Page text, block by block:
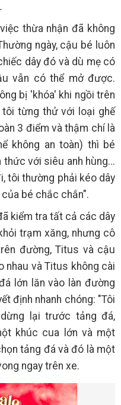
thừa nhận đã không
ngày, cậu bé luôn
dây đó và dù mẹ có
vẫn có thể mở được.
bị 'khóa' khi ngồi trên
tôi từng thử với loại ghế
3 điểm và thậm chí là
không an toàn) thì bé
với siêu anh hùng...
tôi thường phải kéo dây
bé chắc chắn".
kiểm tra tất cả các dây
trạm xăng, nhưng cô
đường, Titus và cậu
nhau và Titus không cài
lớn lăn vào làn đường
định nhanh chóng: "Tôi
lại trước tảng đá,
khúc cua lớn và một
tảng đá và đó là một
ngay trên xe.